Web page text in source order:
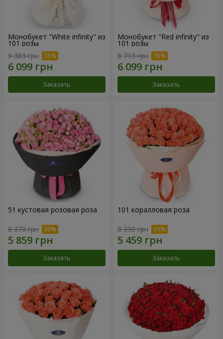
Монобукет "White infinity" из
101 розы
9 383 грн
Заказать
Монобукет "Red infinity" из
101 розы
8 713 грн
Заказать
51 кустовая розовая роза
8 370 грн
Заказать
101 коралловая роза
8 398 грн
Заказать